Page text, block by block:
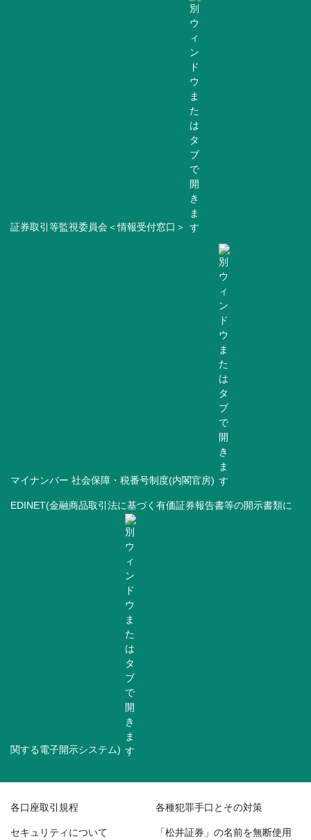
証券取引等監視委員会＜情報受付窓口＞
マイナンバー 社会保障・税番号制度(内閣官房)
EDINET(金融商品取引法に基づく有価証券報告書等の開示書類に
関する電子開示システム)
各口座取引規程 各種犯罪手口とその対策
セキュリティについて 「松井証券」の名前を無断使用